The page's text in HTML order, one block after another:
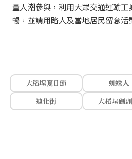
量人潮參與，利用大眾交通運輸
暢，並請用路人及當地居民留意活
大稻埕夏日節
蜘蛛人
迪化街
大稻埕碼